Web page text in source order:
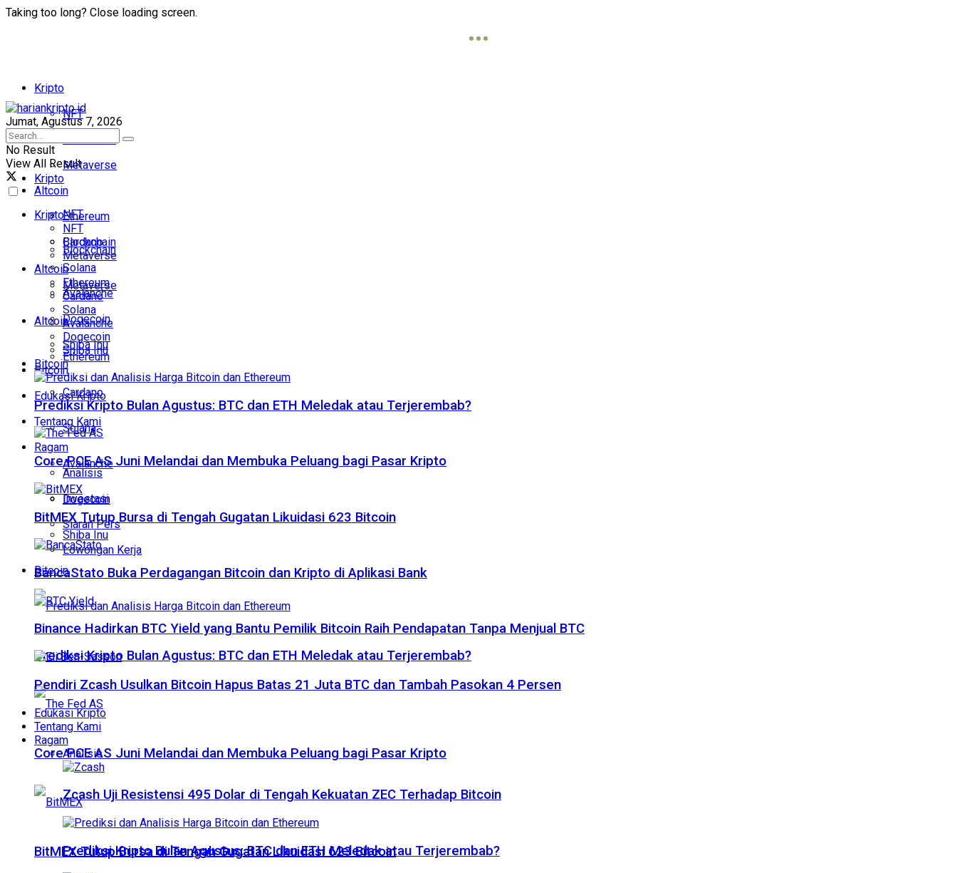
Taking too long? Close loading screen.
Kripto
NFT
Blockchain
Metaverse
Altcoin
Ethereum
Cardano
Solana
Avalanche
Dogecoin
Shiba Inu
Bitcoin
Edukasi Kripto
Tentang Kami
Ragam
Analisis
Investasi
Siaran Pers
Lowongan Kerja
Jumat, Agustus 7, 2026
No Result
View All Result
Kripto
NFT
Blockchain
Metaverse
Altcoin
Ethereum
Cardano
Solana
Avalanche
Dogecoin
Shiba Inu
Bitcoin
Prediksi Kripto Bulan Agustus: BTC dan ETH Meledak atau Terjerembab?
Core PCE AS Juni Melandai dan Membuka Peluang bagi Pasar Kripto
BitMEX Tutup Bursa di Tengah Gugatan Likuidasi 623 Bitcoin
Kripto
NFT
Blockchain
Metaverse
Altcoin
Ethereum
Cardano
Solana
Avalanche
Dogecoin
Shiba Inu
Bitcoin
Prediksi Kripto Bulan Agustus: BTC dan ETH Meledak atau Terjerembab?
Core PCE AS Juni Melandai dan Membuka Peluang bagi Pasar Kripto
BitMEX Tutup Bursa di Tengah Gugatan Likuidasi 623 Bitcoin
BancaStato Buka Perdagangan Bitcoin dan Kripto di Aplikasi Bank
Binance Hadirkan BTC Yield yang Bantu Pemilik Bitcoin Raih Pendapatan Tanpa Menjual BTC
Pendiri Zcash Usulkan Bitcoin Hapus Batas 21 Juta BTC dan Tambah Pasokan 4 Persen
Edukasi Kripto
Tentang Kami
Ragam
Analisis
Zcash Uji Resistensi 495 Dolar di Tengah Kekuatan ZEC Terhadap Bitcoin
Prediksi Kripto Bulan Agustus: BTC dan ETH Meledak atau Terjerembab?